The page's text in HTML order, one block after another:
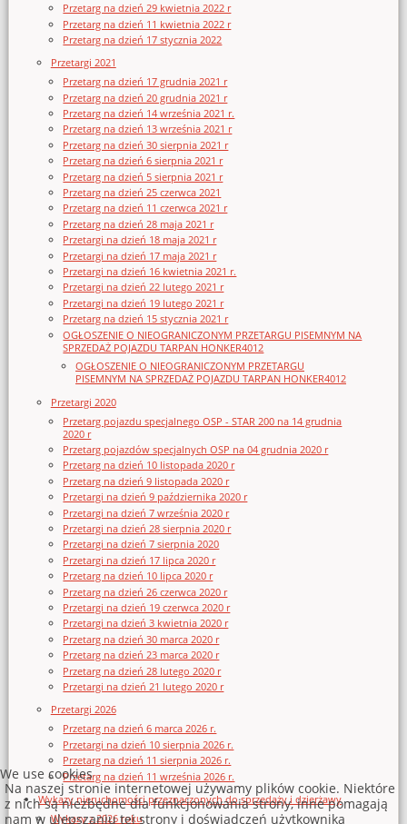
Przetarg na dzień 29 kwietnia 2022 r
Przetarg na dzień 11 kwietnia 2022 r
Przetarg na dzień 17 stycznia 2022
Przetargi 2021
Przetarg na dzień 17 grudnia 2021 r
Przetarg na dzień 20 grudnia 2021 r
Przetarg na dzień 14 września 2021 r.
Przetarg na dzień 13 września 2021 r
Przetarg na dzień 30 sierpnia 2021 r
Przetarg na dzień 6 sierpnia 2021 r
Przetarg na dzień 5 sierpnia 2021 r
Przetarg na dzień 25 czerwca 2021
Przetarg na dzień 11 czerwca 2021 r
Przetarg na dzień 28 maja 2021 r
Przetargi na dzień 18 maja 2021 r
Przetargi na dzień 17 maja 2021 r
Przetargi na dzień 16 kwietnia 2021 r.
Przetargi na dzień 22 lutego 2021 r
Przetargi na dzień 19 lutego 2021 r
Przetarg na dzień 15 stycznia 2021 r
OGŁOSZENIE O NIEOGRANICZONYM PRZETARGU PISEMNYM NA
SPRZEDAŻ POJAZDU TARPAN HONKER4012
OGŁOSZENIE O NIEOGRANICZONYM PRZETARGU
PISEMNYM NA SPRZEDAŻ POJAZDU TARPAN HONKER4012
Przetargi 2020
Przetarg pojazdu specjalnego OSP - STAR 200 na 14 grudnia
2020 r
Przetarg pojazdów specjalnych OSP na 04 grudnia 2020 r
Przetarg na dzień 10 listopada 2020 r
Przetarg na dzień 9 listopada 2020 r
Przetargi na dzień 9 października 2020 r
Przetargi na dzień 7 września 2020 r
Przetargi na dzień 28 sierpnia 2020 r
Przetargi na dzień 7 sierpnia 2020
Przetargi na dzień 17 lipca 2020 r
Przetarg na dzień 10 lipca 2020 r
Przetarg na dzień 26 czerwca 2020 r
Przetargi na dzień 19 czerwca 2020 r
Przetargi na dzień 3 kwietnia 2020 r
Przetarg na dzień 30 marca 2020 r
Przetarg na dzień 23 marca 2020 r
Przetarg na dzień 28 lutego 2020 r
Przetargi na dzień 21 lutego 2020 r
Przetargi 2026
Przetarg na dzień 6 marca 2026 r.
Przetargi na dzień 10 sierpnia 2026 r.
Przetarg na dzień 11 sierpnia 2026 r.
Przetarg na dzień 11 września 2026 r.
Wykazy nieruchomości przeznaczonych do sprzedaży i dzierżawy
Wykazy z 2026 roku
We use cookies
Na naszej stronie internetowej używamy plików cookie. Niektóre
z nich są niezbędne dla funkcjonowania strony, inne pomagają
nam w ulepszaniu tej strony i doświadczeń użytkownika